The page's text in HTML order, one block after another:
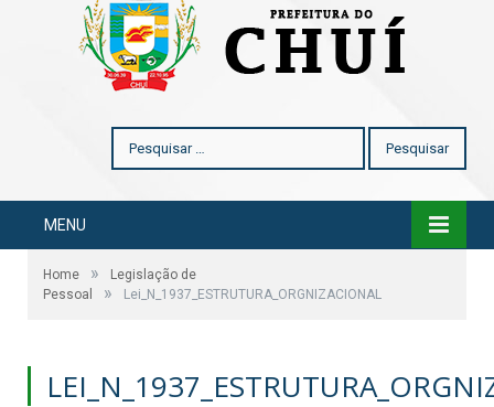
MENU
Home »
Legislação de
Pessoal
» Lei_N_1937_ESTRUTURA_ORGNIZACIONAL